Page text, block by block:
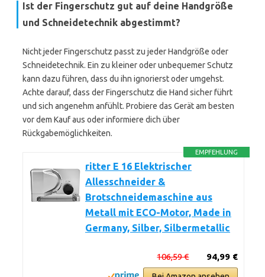
Ist der Fingerschutz gut auf deine Handgröße
und Schneidetechnik abgestimmt?
Nicht jeder Fingerschutz passt zu jeder Handgröße oder
Schneidetechnik. Ein zu kleiner oder unbequemer Schutz
kann dazu führen, dass du ihn ignorierst oder umgehst.
Achte darauf, dass der Fingerschutz die Hand sicher führt
und sich angenehm anfühlt. Probiere das Gerät am besten
vor dem Kauf aus oder informiere dich über
Rückgabemöglichkeiten.
EMPFEHLUNG
ritter E 16 Elektrischer
Allesschneider &
Brotschneidemaschine aus
Metall mit ECO-Motor, Made in
Germany, Silber, Silbermetallic
94,99 €
106,59 €